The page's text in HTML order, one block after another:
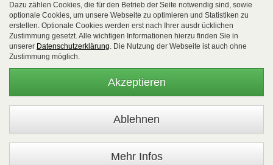
Sicher Einkaufen mit
Trusted Shops und
Geld-zurück-Garantie.
lückenlos verschlüsselt
übertragen.
Die Shop-Server sind PCI-zertifiziert.
+49 (0)2654 8839818 - Fax: 02654 883 9820 -
Dazu zählen Cookies, die für den Betrieb der Seite notwendig sind, sowie
optionale Cookies, um unsere Webseite zu optimieren und Statistiken zu
erstellen. Optionale Cookies werden erst nach Ihrer ausdr ücklichen
Zustimmung gesetzt. Alle wichtigen Informationen hierzu finden Sie in
unserer Datenschutzerklärung. Die Nutzung der Webseite ist auch ohne
Zustimmung möglich.
Akzeptieren
Mehr Infos